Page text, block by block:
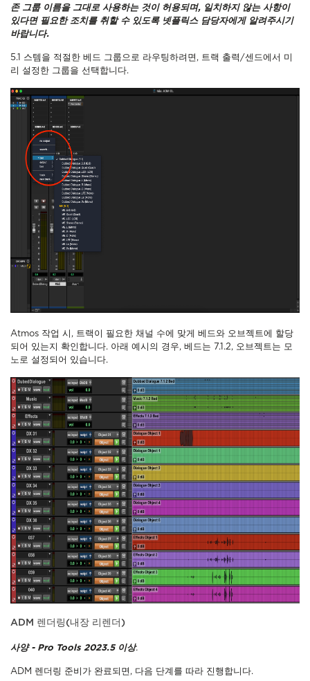
존 그룹 이름을 그대로 사용하는 것이 허용되며, 일치하지 않는 사항이
있다면 필요한 조치를 취할 수 있도록 넷플릭스 담당자에게 알려주시기
바랍니다.
5.1 스템을 적절한 베드 그룹으로 라우팅하려면, 트랙 출력/센드에서 미
리 설정한 그룹을 선택합니다.
Atmos 작업 시, 트랙이 필요한 채널 수에 맞게 베드와 오브젝트에 할당
되어 있는지 확인합니다. 아래 예시의 경우, 베드는 7.1.2, 오브젝트는 모
노로 설정되어 있습니다.
ADM 렌더링(내장 리렌더)
사양 - Pro Tools 2023.5 이상.
ADM 렌더링 준비가 완료되면, 다음 단계를 따라 진행합니다.